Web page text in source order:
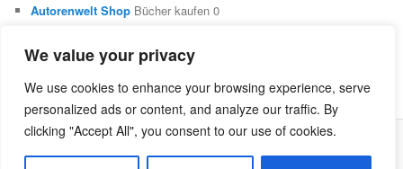
We value your privacy
We use cookies to enhance your browsing experience, serve
personalized ads or content, and analyze our traffic. By
clicking "Accept All", you consent to our use of cookies.
Autorenwelt Shop Bücher kaufen 0
0
Dr. Ulrike SchimmingÜbersetzungen aus dem Italienischen
und Englischen 0
Stolz präsentiert von WordPress